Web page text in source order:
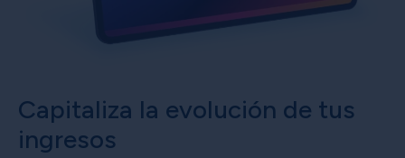
Capitaliza la evolución de tus
ingresos